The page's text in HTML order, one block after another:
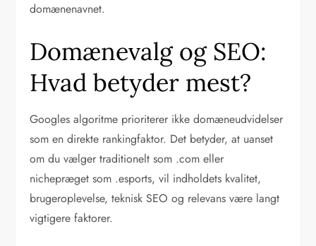
domænenavnet.
Domænevalg og SEO:
Hvad betyder mest?
Googles algoritme prioriterer ikke domæneudvidelser
som en direkte rankingfaktor. Det betyder, at uanset
om du vælger traditionelt som .com eller
nichepræget som .esports, vil indholdets kvalitet,
brugeroplevelse, teknisk SEO og relevans være langt
vigtigere faktorer.